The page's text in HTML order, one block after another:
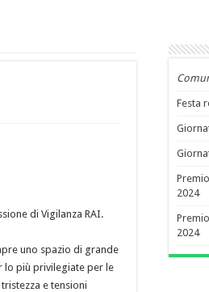
di Vigilanza RAI.
uno spazio di grande
lo più privilegiate per le
e tensioni
Festa
2024
2024